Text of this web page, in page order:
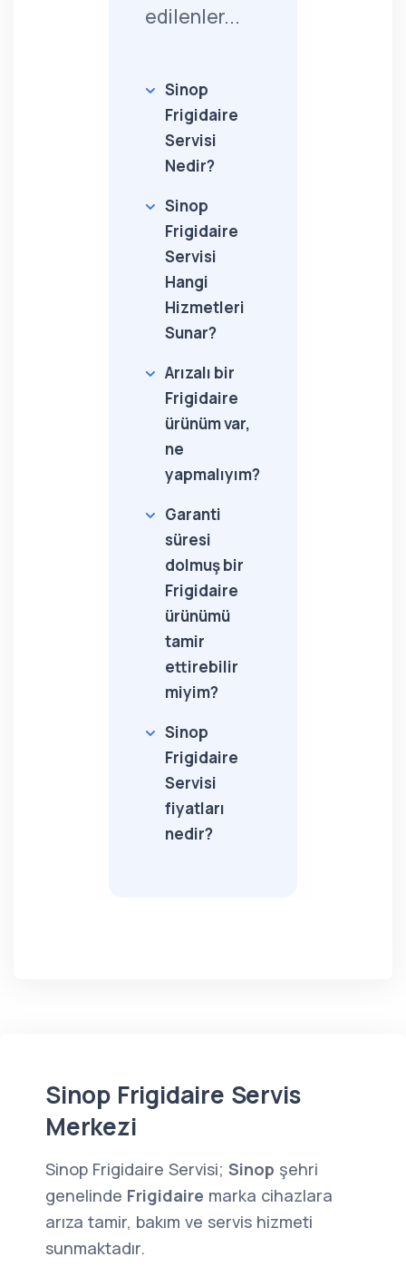
edilenler...
Sinop
Frigidaire
Servisi
Nedir?
Sinop
Frigidaire
Servisi
Hangi
Hizmetleri
Sunar?
Arızalı bir
Frigidaire
ürünüm var,
ne
yapmalıyım?
Garanti
süresi
dolmuş bir
Frigidaire
ürünümü
tamir
ettirebilir
miyim?
Sinop
Frigidaire
Servisi
fiyatları
nedir?
Sinop Frigidaire Servis
Merkezi
Sinop Frigidaire Servisi; Sinop şehri
genelinde Frigidaire marka cihazlara
arıza tamir, bakım ve servis hizmeti
sunmaktadır.